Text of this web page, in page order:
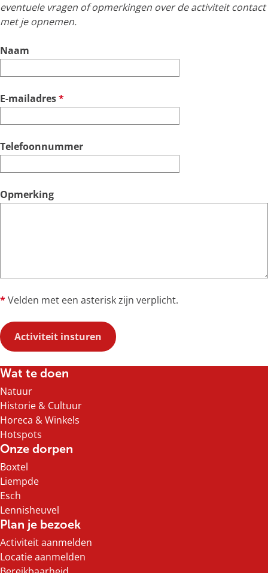
eventuele vragen of opmerkingen over de activiteit contact
met je opnemen.
Naam
E-mailadres*v
r
l
i
Telefoonnummer
Opmerking
*Velden met een asterisk zijn verplicht.
Activiteit insturen
Wat te doen
Natuur
Historie & Cultuur
Horeca & Winkels
Hotspots
Onze dorpen
Boxtel
Liempde
Esch
Lennisheuvel
Plan je bezoek
Activiteit aanmelden
Locatie aanmelden